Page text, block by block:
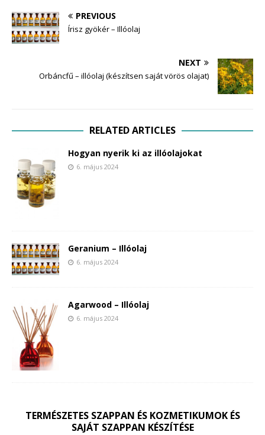
PREVIOUS
Írisz gyökér – Illóolaj
NEXT
Orbáncfű – illóolaj (készítsen saját vörös olajat)
RELATED ARTICLES
Hogyan nyerik ki az illóolajokat
6. május 2024
Geranium – Illóolaj
6. május 2024
Agarwood – Illóolaj
6. május 2024
TERMÉSZETES SZAPPAN ÉS KOZMETIKUMOK ÉS
SAJÁT SZAPPAN KÉSZÍTÉSE